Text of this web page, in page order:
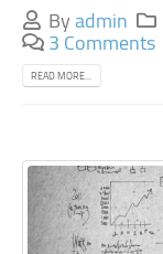
Byadmin
3 Comments
READ MORE...